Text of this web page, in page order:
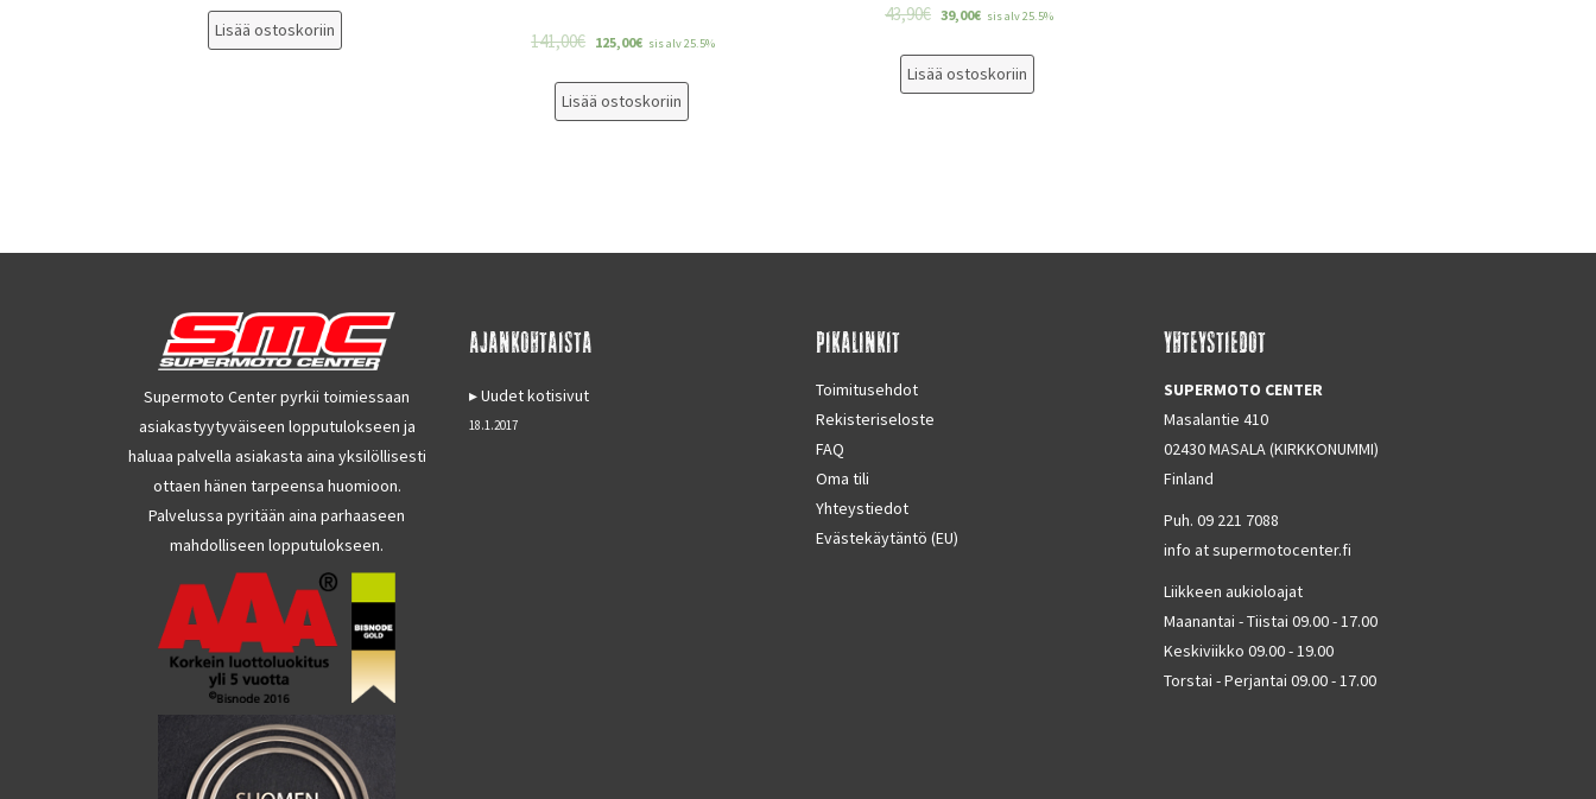
Lisää ostoskoriin 141,00€ 125,00€ sis alv 25.5%
Lisää ostoskoriin
43,90€ 39,00€ sis alv 25.5%
Lisää ostoskoriin
Supermoto Center pyrkii toimiessaan
asiakastyytyväiseen lopputulokseen ja
haluaa palvella asiakasta aina yksilöllisesti
ottaen hänen tarpeensa huomioon.
Palvelussa pyritään aina parhaaseen
mahdolliseen lopputulokseen.
AJANKOHTAISTA
Uudet kotisivut
18.1.2017
PIKALINKIT
Toimitusehdot
Rekisteriseloste
FAQ
Oma tili
Yhteystiedot
Evästekäytäntö (EU)
YHTEYSTIEDOT
SUPERMOTO CENTER
Masalantie 410
02430 MASALA (KIRKKONUMMI)
Finland
Puh. 09 221 7088
info at supermotocenter.fi
Liikkeen aukioloajat
Maanantai - Tiistai 09.00 - 17.00
Keskiviikko 09.00 - 19.00
Torstai - Perjantai 09.00 - 17.00